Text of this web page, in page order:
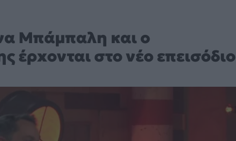
Μπάμπαλη και ο
έρxονται στο νέο επεισόδιο